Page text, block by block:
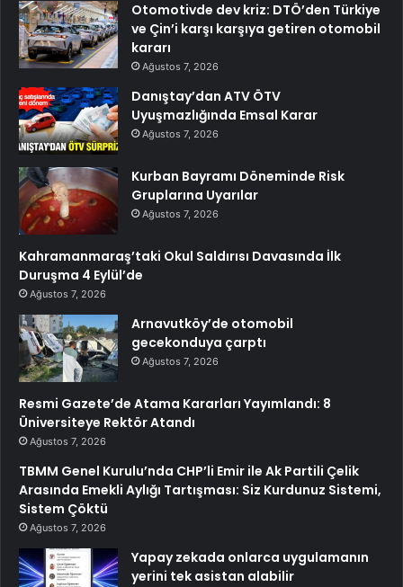
Otomotivde dev kriz: DTÖ’den Türkiye
ve Çin’i karşı karşıya getiren otomobil
kararı
Ağustos 7, 2026
Danıştay’dan ATV ÖTV
Uyuşmazlığında Emsal Karar
Ağustos 7, 2026
Kurban Bayramı Döneminde Risk
Gruplarına Uyarılar
Ağustos 7, 2026
Kahramanmaraş’taki Okul Saldırısı Davasında İlk
Duruşma 4 Eylül’de
Ağustos 7, 2026
Arnavutköy’de otomobil
gecekonduya çarptı
Ağustos 7, 2026
Resmi Gazete’de Atama Kararları Yayımlandı: 8
Üniversiteye Rektör Atandı
Ağustos 7, 2026
TBMM Genel Kurulu’nda CHP’li Emir ile Ak Partili Çelik
Arasında Emekli Aylığı Tartışması: Siz Kurdunuz Sistemi,
Sistem Çöktü
Ağustos 7, 2026
Yapay zekada onlarca uygulamanın
yerini tek asistan alabilir